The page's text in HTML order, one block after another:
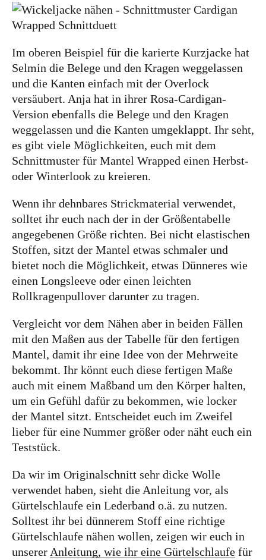
Im oberen Beispiel für die karierte Kurzjacke hat
Selmin die Belege und den Kragen weggelassen
und die Kanten einfach mit der Overlock
versäubert. Anja hat in ihrer Rosa-Cardigan-
Version ebenfalls die Belege und den Kragen
weggelassen und die Kanten umgeklappt. Ihr seht,
es gibt viele Möglichkeiten, euch mit dem
Schnittmuster für Mantel Wrapped einen Herbst-
oder Winterlook zu kreieren.
Wenn ihr dehnbares Strickmaterial verwendet,
solltet ihr euch nach der in der Größentabelle
angegebenen Größe richten. Bei nicht elastischen
Stoffen, sitzt der Mantel etwas schmaler und
bietet noch die Möglichkeit, etwas Dünneres wie
einen Longsleeve oder einen leichten
Rollkragenpullover darunter zu tragen.
Vergleicht vor dem Nähen aber in beiden Fällen
mit den Maßen aus der Tabelle für den fertigen
Mantel, damit ihr eine Idee von der Mehrweite
bekommt. Ihr könnt euch diese fertigen Maße
auch mit einem Maßband um den Körper halten,
um ein Gefühl dafür zu bekommen, wie locker
der Mantel sitzt. Entscheidet euch im Zweifel
lieber für eine Nummer größer oder näht euch ein
Teststück.
Da wir im Originalschnitt sehr dicke Wolle
verwendet haben, sieht die Anleitung vor, als
Gürtelschlaufe ein Lederband o.ä. zu nutzen.
Solltest ihr bei dünnerem Stoff eine richtige
Gürtelschlaufe nähen wollen, zeigen wir euch in
unserer Anleitung, wie ihr eine Gürtelschlaufe für